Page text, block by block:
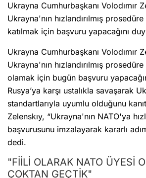
Ukrayna Cumhurbaşkanı Volodımır
Ukrayna'nın hızlandırılmış
katılmak için başvuru yapacağını
Ukrayna Cumhurbaşkanı Volodımır
Ukrayna'nın hızlandırılmış
olamak için bugün başvuru
Rusya’ya karşı ustalıkla savaşarak
standartlarıyla uyumlu olduğunu
Zelenskıy, “Ukrayna'nın NATO'ya
başvurusunu imzalayarak kararlı
dedi.
"FİİLİ OLARAK NATO ÜYESİ
ÇOKTAN GEÇTİK"